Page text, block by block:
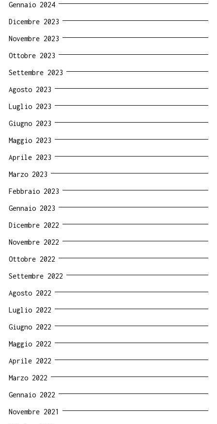
Gennaio 2024
Dicembre 2023
Novembre 2023
Ottobre 2023
Settembre 2023
Agosto 2023
Luglio 2023
Giugno 2023
Maggio 2023
Aprile 2023
Marzo 2023
Febbraio 2023
Gennaio 2023
Dicembre 2022
Novembre 2022
Ottobre 2022
Settembre 2022
Agosto 2022
Luglio 2022
Giugno 2022
Maggio 2022
Aprile 2022
Marzo 2022
Gennaio 2022
Novembre 2021